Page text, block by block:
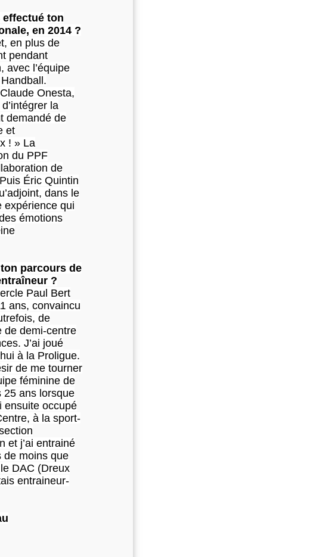
ton
en 2014 ?
en plus de
pendant
avec l’équipe
Onesta,
la
demandé de
et
! » La
du PPF
de
Éric Quintin
dans le
expérience qui
émotions
parcours de
?
Paul Bert
ans, convaincu
de
de demi-centre
J’ai joué
à la Proligue.
de me tourner
féminine de
25 ans lorsque
ensuite occupé
à la sport-
et j’ai entrainé
de moins que
DAC (Dreux
entraineur-